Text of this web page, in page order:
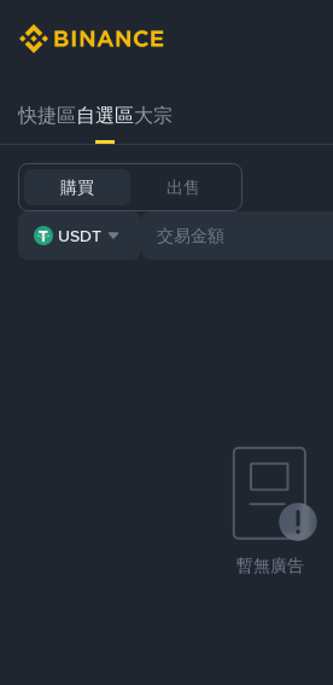
快捷區自選區大宗
購買 出售
USDT
暫無廣告